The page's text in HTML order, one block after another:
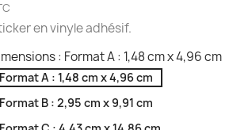
en vinyle adhésif.
: Format A : 1,48 cm x 4,96 cm
Format A : 1,48 cm x 4,96 cm
Format B : 2,95 cm x 9,91 cm